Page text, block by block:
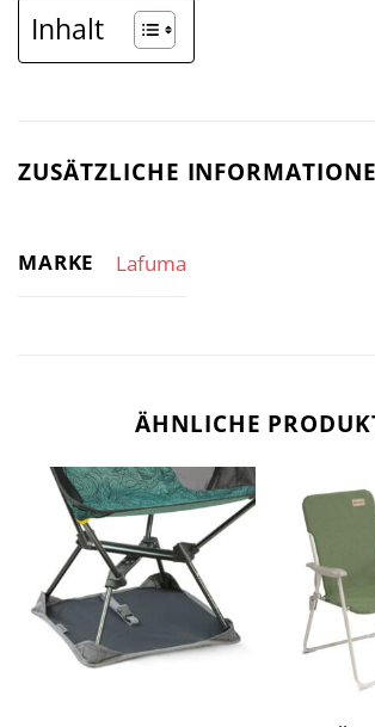
Inhalt
ZUSÄTZLICHE
MARKE Lafuma
ÄHNLICHE